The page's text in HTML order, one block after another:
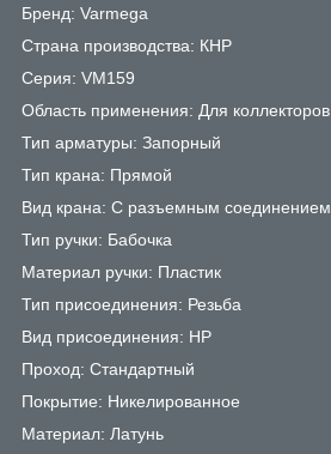
Бренд: Varmega
Страна производства: КНР
Серия: VM159
Область применения: Для коллекторов
Тип арматуры: Запорный
Тип крана: Прямой
Вид крана: С разъемным соединением
Тип ручки: Бабочка
Материал ручки: Пластик
Тип присоединения: Резьба
Вид присоединения: НР
Проход: Стандартный
Покрытие: Никелированное
Материал: Латунь